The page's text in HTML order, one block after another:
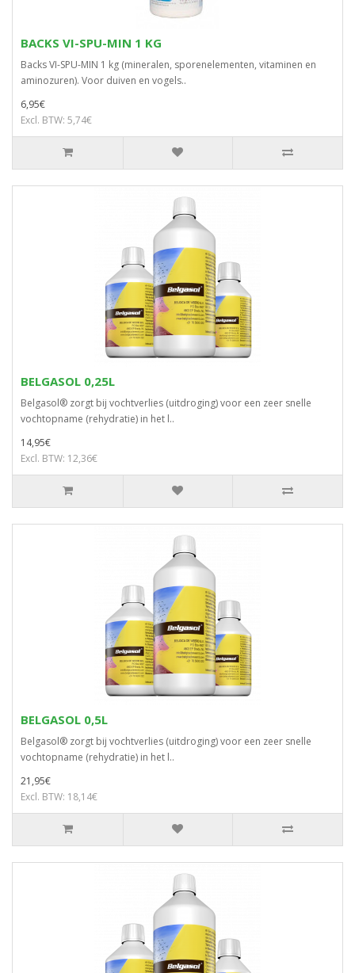
BACKS VI-SPU-MIN 1 KG
Backs VI-SPU-MIN 1 kg (mineralen, sporenelementen, vitaminen en
aminozuren). Voor duiven en vogels..
6,95€
Excl. BTW: 5,74€
BELGASOL 0,25L
Belgasol® zorgt bij vochtverlies (uitdroging) voor een zeer snelle
vochtopname (rehydratie) in het l..
14,95€
Excl. BTW: 12,36€
BELGASOL 0,5L
Belgasol® zorgt bij vochtverlies (uitdroging) voor een zeer snelle
vochtopname (rehydratie) in het l..
21,95€
Excl. BTW: 18,14€